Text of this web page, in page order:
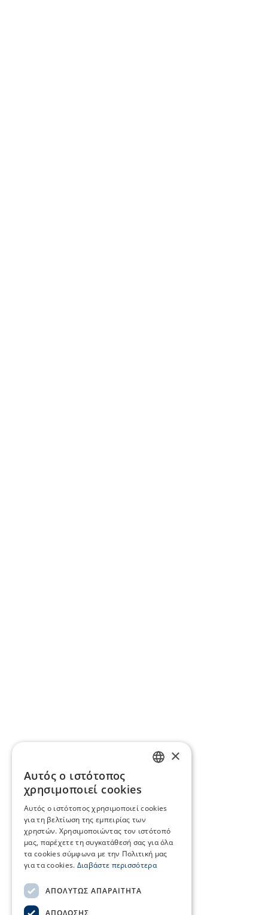
×
Αυτός ο ιστότοπος
χρησιμοποιεί cookies
Αυτός ο ιστότοπος χρησιμοποιεί cookies
για τη βελτίωση της εμπειρίας των
χρηστών. Χρησιμοποιώντας τον ιστότοπό
μας, παρέχετε τη συγκατάθεσή σας για όλα
τα cookies σύμφωνα με την Πολιτική μας
για τα cookies. Διαβάστε περισσότερα
ΑΠΟΛΎΤΩΣ ΑΠΑΡΑΊΤΗΤΑ
ΑΠΌΔΟΣΗΣ